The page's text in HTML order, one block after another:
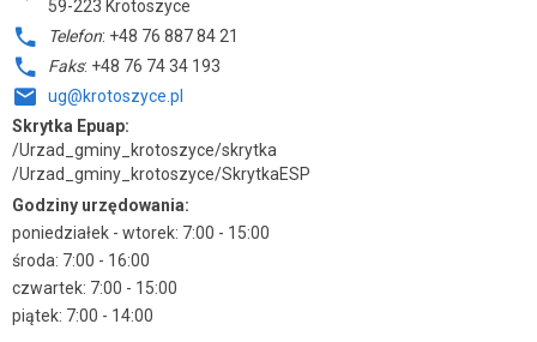
59-223 Krotoszyce
Telefon: +48 76 887 84 21
Faks: +48 76 74 34 193
ug@krotoszyce.pl
Skrytka Epuap:
/Urzad_gminy_krotoszyce/skrytka
/Urzad_gminy_krotoszyce/SkrytkaESP
Godziny urzędowania:
poniedziałek - wtorek: 7:00 - 15:00
środa: 7:00 - 16:00
czwartek: 7:00 - 15:00
piątek: 7:00 - 14:00